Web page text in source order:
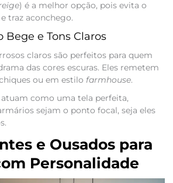
) é a melhor opção, pois evita o
traz aconchego.
e Tons Claros
claros são perfeitos para quem
das cores escuras. Eles remetem
ou em estilo farmhouse.
atuam como uma tela perfeita,
sejam o ponto focal, seja eles
e Ousados para
Personalidade